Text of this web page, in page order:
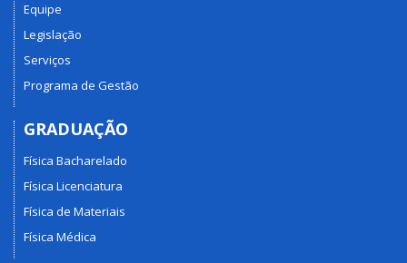
Equipe
Legislação
Serviços
Programa de Gestão
GRADUAÇÃO
Física Bacharelado
Física Licenciatura
Física de Materiais
Física Médica